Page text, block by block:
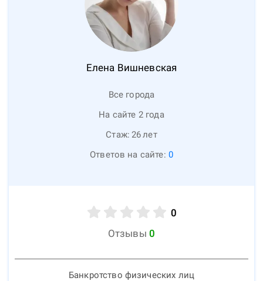
Елена Вишневская
Все города
На сайте 2 года
Стаж: 26лет
Ответов на сайте: 0
0
Отзывы 0
Банкротство физических лиц